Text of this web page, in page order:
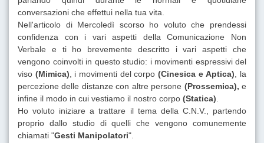
conversazioni che effettui nella tua vita.
Nell'articolo di Mercoledì scorso ho voluto che prendessi
confidenza con i vari aspetti della Comunicazione Non
Verbale e ti ho brevemente descritto i vari aspetti che
vengono coinvolti in questo studio: i movimenti espressivi del
viso (Mimica) , i movimenti del corpo(Cinesica eAptica) , la
percezione delle distanze con altre persone (Prossemica), e
infine il modo in cui vestiamo il nostro corpo (Statica)
Ho voluto iniziare a trattare il tema della C.N.V., partendo
proprio dallo studio di quelli che vengono comunemente
chiamati "Gesti Manipolatori".